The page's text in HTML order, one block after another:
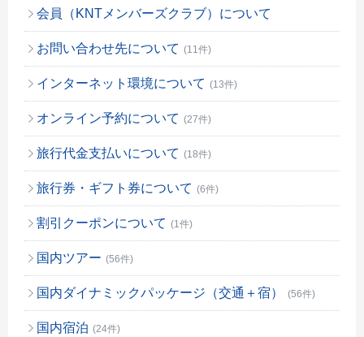
会員（KNTメンバーズクラブ）について
お問い合わせ先について (11件)
インターネット環境について (13件)
オンライン予約について (27件)
旅行代金支払いについて (18件)
旅行券・ギフト券について (6件)
割引クーポンについて (1件)
国内ツアー (56件)
国内ダイナミックパッケージ（交通＋宿） (56件)
国内宿泊 (24件)